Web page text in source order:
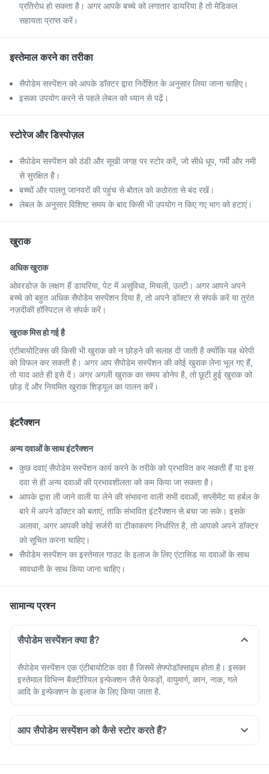
प्रतिरोध हो सकता है। अगर आपके बच्चे को लगातार डायरिया है तो मेडिकल
सहायता प्राप्त करें।
इस्तेमाल करने का तरीका
सैपोडेम सस्पेंशन को आपके डॉक्टर द्वारा निर्देशित के अनुसार लिया जाना चाहिए।
इसका उपयोग करने से पहले लेबल को ध्यान से पढ़ें।
स्टोरेज और डिस्पोज़ल
सैपोडेम सस्पेंशन को ठंडी और सूखी जगह पर स्टोर करें, जो सीधे धूप, गर्मी और नमी
से सुरक्षित है।
बच्चों और पालतू जानवरों की पहुंच से बोतल को कठोरता से बंद रखें।
लेबल के अनुसार विशिष्ट समय के बाद किसी भी उपयोग न किए गए भाग को हटाएं।
खुराक
अधिक खुराक
ओवरडोज़ के लक्षण हैं डायरिया, पेट में असुविधा, मिचली, उल्टी। अगर आपने अपने
बच्चे को बहुत अधिक सैपोडेम सस्पेंशन दिया है, तो अपने डॉक्टर से संपर्क करें या तुरंत
नज़दीकी हॉस्पिटल से संपर्क करें।
खुराक मिस हो गई है
एंटीबायोटिक्स की किसी भी खुराक को न छोड़ने की सलाह दी जाती है क्योंकि यह थेरेपी
को विफल कर सकती है। अगर आप सैपोडेम सस्पेंशन की कोई खुराक लेना भूल गए हैं,
तो याद आते ही इसे दें। अगर अगली खुराक का समय डोनेप है, तो छूटी हुई खुराक को
छोड़ दें और नियमित खुराक शिड्यूल का पालन करें।
इंटरैक्शन
अन्य दवाओं के साथ इंटरैक्शन
कुछ दवाएं सैपोडेम सस्पेंशन कार्य करने के तरीके को प्रभावित कर सकती हैं या इस
दवा से ही अन्य दवाओं की प्रभावशीलता को कम किया जा सकता है।
आपके द्वारा ली जाने वाली या लेने की संभावना वाली सभी दवाओं, सप्लीमेंट या हर्बल के
बारे में अपने डॉक्टर को बताएं, ताकि संभावित इंटरैक्शन से बचा जा सके। इसके
अलावा, अगर आपकी कोई सर्जरी या टीकाकरण निर्धारित है, तो आपको अपने डॉक्टर
को सूचित करना चाहिए।
सैपोडेम सस्पेंशन का इस्तेमाल गाउट के इलाज के लिए एंटासिड या दवाओं के साथ
सावधानी के साथ किया जाना चाहिए।
सामान्य प्रश्न
सैपोडेम सस्पेंशन क्या है?
सैपोडेम सस्पेंशन एक एंटीबायोटिक दवा है जिसमें सेफ्पोडॉक्साइम होता है। इसका
इस्तेमाल विभिन्न बैक्टीरियल इन्फेक्शन जैसे फेफड़ों, वायुमार्ग, कान, नाक, गले
आदि के इन्फेक्शन के इलाज के लिए किया जाता है.
आप सैपोडेम सस्पेंशन को कैसे स्टोर करते हैं?